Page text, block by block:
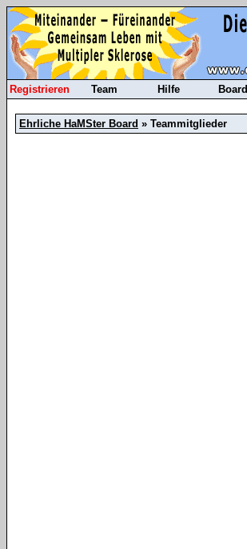
Registrieren Team Hilfe Board
Ehrliche HaMSter Board » Teammitglieder